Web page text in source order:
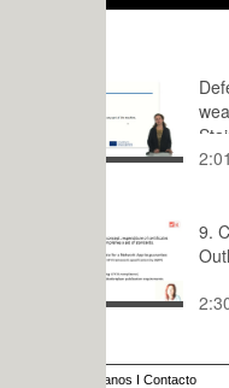
Defects Due to
weaving process.
2:01 · 2018
9. Conclusions &
Outlook
2:30 · 2023